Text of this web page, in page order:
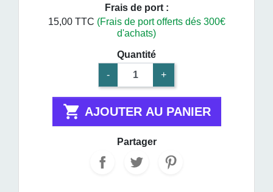
Frais de port :
15,00 TTC (Frais de port offerts dés 300€
d'achats)
Quantité
-
+
 AJOUTER AU PANIER
Partager